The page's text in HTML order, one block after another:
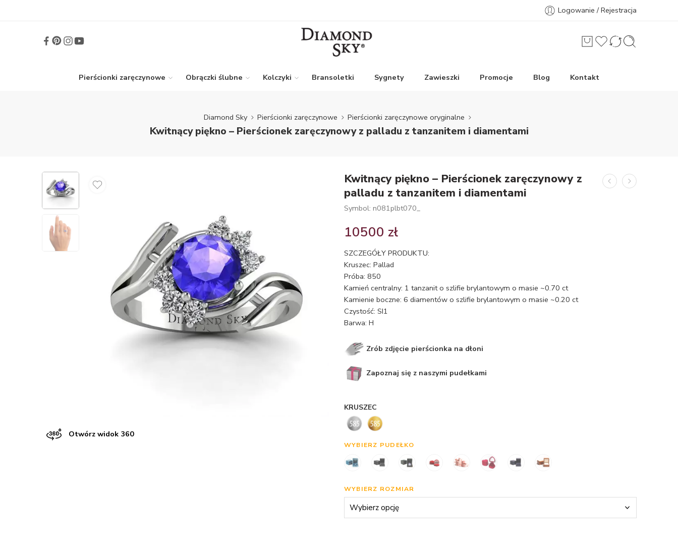
Logowanie / Rejestracja
Pierścionki zaręczynowe Obrączki ślubne Kolczyki Bransoletki Sygnety Zawieszki Promocje Blog Kontakt
Diamond Sky Pierścionki zaręczynowe Pierścionki zaręczynowe oryginalne
Kwitnący piękno – Pierścionek zaręczynowy z palladu z tanzanitem i diamentami
Otwórz widok 360
Kwitnący piękno – Pierścionek zaręczynowy z
palladu z tanzanitem i diamentami
Symbol: n081plbt070_
10500 zł
SZCZEGÓŁY PRODUKTU:
Kruszec: Pallad
Próba: 850
Kamień centralny: 1 tanzanit o szlifie brylantowym o masie ~0.70 ct
Kamienie boczne: 6 diamentów o szlifie brylantowym o masie ~0.20 ct
Czystość: SI1
Barwa: H
Zrób zdjęcie pierścionka na dłoni
Zapoznaj się z naszymi pudełkami
KRUSZEC
WYBIERZ PUDEŁKO
WYBIERZ ROZMIAR